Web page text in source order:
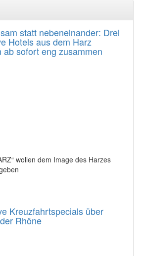
statt nebeneinander: Drei
Hotels aus dem Harz
ab sofort eng zusammen
wollen dem Image des Harzes
Kreuzfahrtspecials über
Rhône